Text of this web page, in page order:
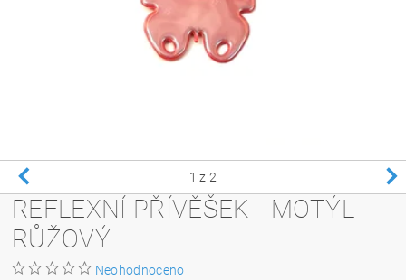
1 z 2
REFLEXNÍ PŘÍVĚŠEK - MOTÝL
RŮŽOVÝ
Neohodnoceno